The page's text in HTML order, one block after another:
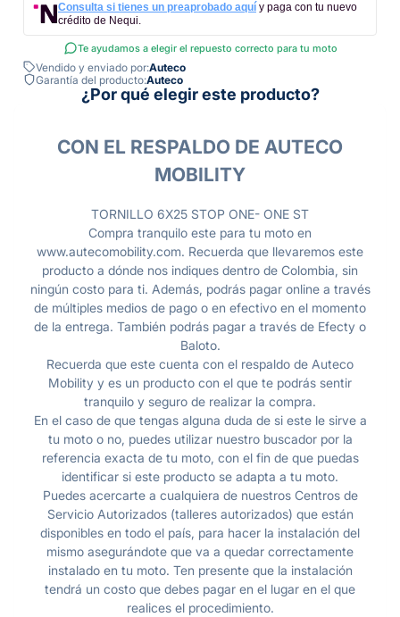
Consulta si tienes un preaprobado aquí y paga con tu nuevo
crédito de Nequi.
Te ayudamos a elegir el repuesto correcto para tu moto
Vendido y enviado por:Auteco
Garantía del producto:Auteco
¿Por qué elegir este producto?
CON EL RESPALDO DE AUTECO
MOBILITY
TORNILLO 6X25 STOP ONE- ONE ST
Compra tranquilo este para tu moto en
www.autecomobility.com. Recuerda que llevaremos este
producto a dónde nos indiques dentro de Colombia, sin
ningún costo para ti. Además, podrás pagar online a través
de múltiples medios de pago o en efectivo en el momento
de la entrega. También podrás pagar a través de Efecty o
Baloto.
Recuerda que este cuenta con el respaldo de Auteco
Mobility y es un producto con el que te podrás sentir
tranquilo y seguro de realizar la compra.
En el caso de que tengas alguna duda de si este le sirve a
tu moto o no, puedes utilizar nuestro buscador por la
referencia exacta de tu moto, con el fin de que puedas
identificar si este producto se adapta a tu moto.
Puedes acercarte a cualquiera de nuestros Centros de
Servicio Autorizados (talleres autorizados) que están
disponibles en todo el país, para hacer la instalación del
mismo asegurándote que va a quedar correctamente
instalado en tu moto. Ten presente que la instalación
tendrá un costo que debes pagar en el lugar en el que
realices el procedimiento.